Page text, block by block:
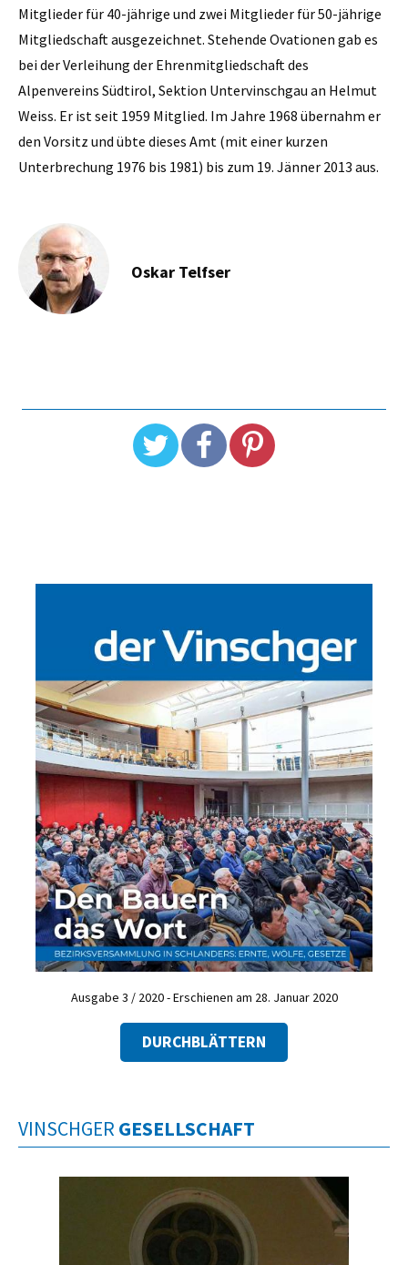
Mitglieder für 40-jährige und zwei Mitglieder für 50-jährige
Mitgliedschaft ausgezeichnet. Stehende Ovationen gab es
bei der Verleihung der Ehrenmitgliedschaft des
Alpenvereins Südtirol, Sektion Untervinschgau an Helmut
Weiss. Er ist seit 1959 Mitglied. Im Jahre 1968 übernahm er
den Vorsitz und übte dieses Amt (mit einer kurzen
Unterbrechung 1976 bis 1981) bis zum 19. Jänner 2013 aus.
Oskar Telfser
Ausgabe 3 / 2020 - Erschienen am 28. Januar 2020
DURCHBLÄTTERN
VINSCHGER GESELLSCHAFT